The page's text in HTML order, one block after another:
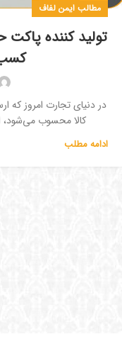
مطالب ایمن لفاف
تولید کننده پاکت
در دنیای تجارت امروز
کالا محسوب می‌شود،
ادامه مطلب